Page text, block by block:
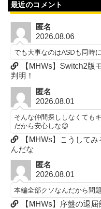
最近のコメント
匿名
2026.08.06
でも大事なのはASDも同時
【MHWs】Switch2版
判明！
匿名
2026.08.01
そんな仲間探ししなくても
だから安心しな😉
【MHWs】こうして
んだな
匿名
2026.08.01
本編全部クソなんだから問
【MHWs】序盤の退